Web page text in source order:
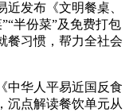
发布《文明餐桌、
半份菜”及免费打包
餐习惯，帮力全社会
华人平易近国反食
沉点解读餐饮单元从